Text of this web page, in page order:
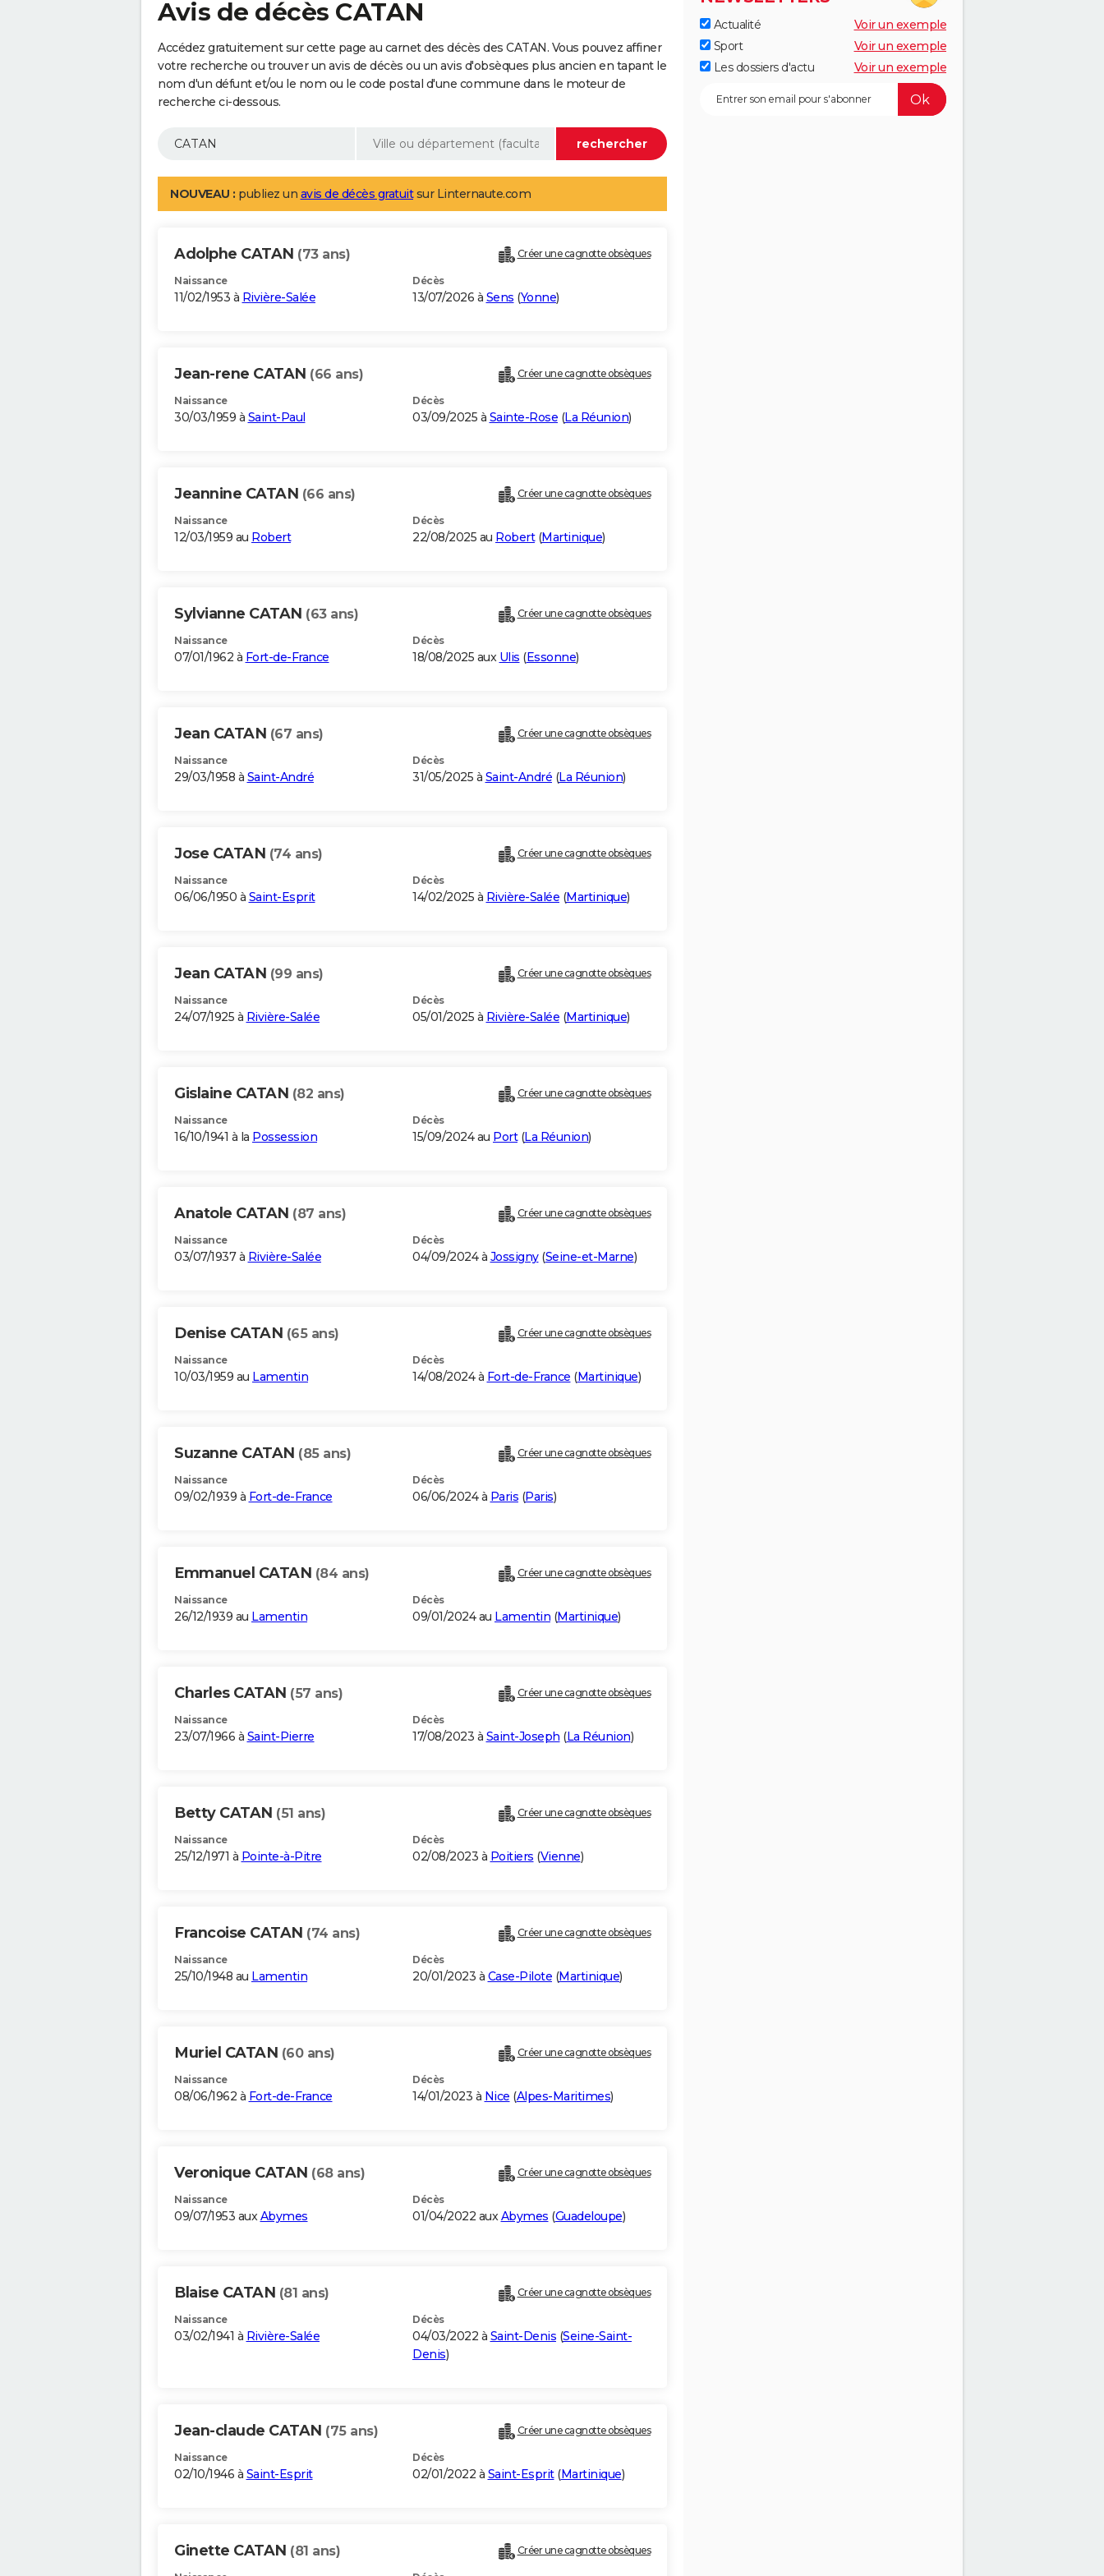
Avis de décès CATAN
Accédez gratuitement sur cette page au carnet des décès des CATAN. Vous pouvez affiner
votre recherche ou trouver un avis de décès ou un avis d'obsèques plus ancien en tapant le
nom d'un défunt et/ou le nom ou le code postal d'une commune dans le moteur de
recherche ci-dessous.
NOUVEAU : publiez un avis de décès gratuitsur Linternaute.com
Adolphe CATAN (73 ans) Créer une cagnotte obsèques
Naissance
11/02/1953 à Rivière-Salée
Décès
13/07/2026 à Sens (Yonne)
Jean-rene CATAN (66 ans) Créer une cagnotte obsèques
Naissance
30/03/1959 à Saint-Paul
Décès
03/09/2025 à Sainte-Rose (La Réunion)
Jeannine CATAN (66 ans) Créer une cagnotte obsèques
Naissance
12/03/1959 au Robert
Décès
22/08/2025 au Robert(Martinique)
Sylvianne CATAN (63 ans) Créer une cagnotte obsèques
Naissance
07/01/1962 à Fort-de-France
Décès
18/08/2025 aux Ulis (Essonne)
Jean CATAN (67 ans) Créer une cagnotte obsèques
Naissance
29/03/1958 à Saint-André
Décès
31/05/2025 à Saint-André (La Réunion)
Jose CATAN (74 ans) Créer une cagnotte obsèques
Naissance
06/06/1950 à Saint-Esprit
Décès
14/02/2025 à Rivière-Salée (Martinique)
Jean CATAN (99 ans) Créer une cagnotte obsèques
Naissance
24/07/1925 à Rivière-Salée
Décès
05/01/2025 à Rivière-Salée (Martinique)
Gislaine CATAN (82 ans) Créer une cagnotte obsèques
Naissance
16/10/1941 à la Possession
Décès
15/09/2024 au Port(La Réunion)
Anatole CATAN (87 ans) Créer une cagnotte obsèques
Naissance
03/07/1937 à Rivière-Salée
Décès
04/09/2024 à Jossigny(Seine-et-Marne)
Denise CATAN (65 ans) Créer une cagnotte obsèques
Naissance
10/03/1959 au Lamentin
Décès
14/08/2024 à Fort-de-France (Martinique)
Suzanne CATAN (85 ans) Créer une cagnotte obsèques
Naissance
09/02/1939 à Fort-de-France
Décès
06/06/2024 à Paris (Paris)
Emmanuel CATAN (84 ans) Créer une cagnotte obsèques
Naissance
26/12/1939 au Lamentin
Décès
09/01/2024 au Lamentin (Martinique)
Charles CATAN (57 ans) Créer une cagnotte obsèques
Naissance
23/07/1966 à Saint-Pierre
Décès
17/08/2023 à Saint-Joseph (La Réunion)
Betty CATAN (51 ans) Créer une cagnotte obsèques
Naissance
25/12/1971 à Pointe-à-Pitre
Décès
02/08/2023 à Poitiers (Vienne)
Francoise CATAN (74 ans) Créer une cagnotte obsèques
Naissance
25/10/1948 au Lamentin
Décès
20/01/2023 à Case-Pilote (Martinique)
Muriel CATAN (60 ans) Créer une cagnotte obsèques
Naissance
08/06/1962 à Fort-de-France
Décès
14/01/2023 à Nice (Alpes-Maritimes)
Veronique CATAN (68 ans) Créer une cagnotte obsèques
Naissance
09/07/1953 auxAbymes
Décès
01/04/2022 auxAbymes (Guadeloupe)
Blaise CATAN (81 ans) Créer une cagnotte obsèques
Naissance
03/02/1941 à Rivière-Salée
Décès
04/03/2022 à Saint-Denis (Seine-Saint-
Denis)
Jean-claude CATAN (75 ans) Créer une cagnotte obsèques
Naissance
02/10/1946 à Saint-Esprit
Décès
02/01/2022 à Saint-Esprit(Martinique)
Ginette CATAN (81 ans) Créer une cagnotte obsèques
Actualité
Voir un exemple
Sport
Voir un exemple
Les dossiers d'actu
Voir un exemple